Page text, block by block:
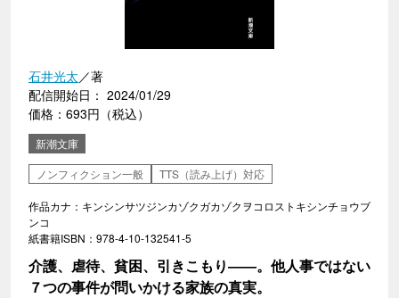
石井光太／著
配信開始日： 2024/01/29
価格：693円（税込）
新潮文庫
ノンフィクション一般
TTS（読み上げ）対応
作品カナ：キンシンサツジンカゾクガカゾクヲコロストキシンチョウブ
ンコ
紙書籍ISBN：978-4-10-132541-5
介護、虐待、貧困、引きこもり――。他人事ではない
７つの事件が問いかける家族の真実。